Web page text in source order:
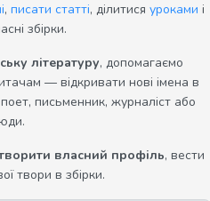
, писати статті, ділитися уроками і
збірки.
літературу, допомагаємо
— відкривати нові імена в
письменник, журналіст або
власний профіль, вести
твори в збірки.